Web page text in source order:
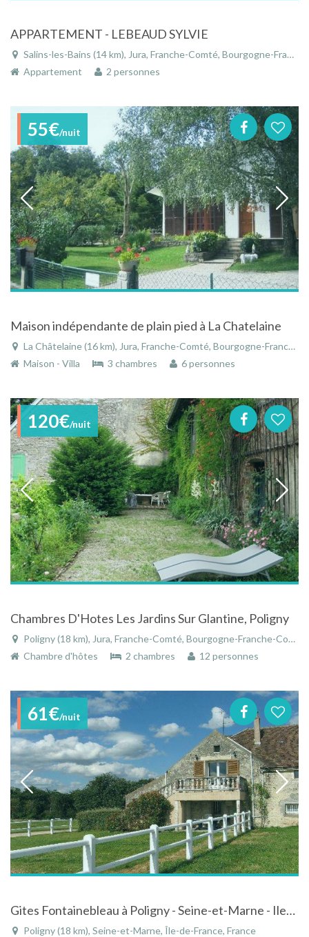
APPARTEMENT - LEBEAUD SYLVIE
Salins-les-Bains (14 km), Jura, Franche-Comté, Bourgogne-Franche-Comté, France
Appartement
2 personnes
55€/nuit
Maison indépendante de plain pied à La Chatelaine
La Châtelaine (16 km), Jura, Franche-Comté, Bourgogne-Franche-Comté, France
Maison - Villa
3 chambres 6 personnes
120€/nuit
Chambres D'Hotes Les Jardins Sur Glantine, Poligny
Poligny (18 km), Jura, Franche-Comté, Bourgogne-Franche-Comté, France
Chambre d'hôtes
2 chambres 12 personnes
61€/nuit
Gites Fontainebleau à Poligny - Seine-et-Marne - Ile-de-France
Poligny (18 km), Seine-et-Marne, Île-de-France, France